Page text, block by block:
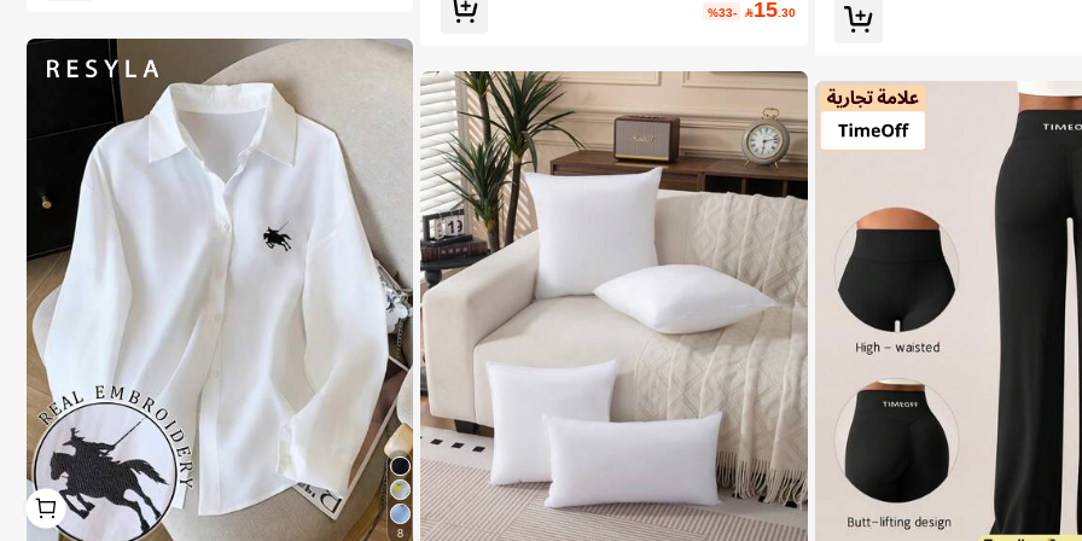
15 .30
%33-
كية، ملاءمة ناعمة بدون انزلاق، للأولاد
8
1
1